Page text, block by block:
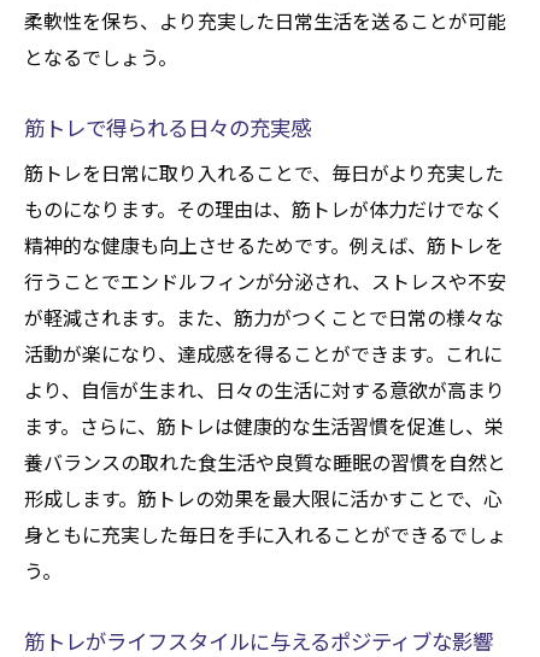
柔軟性を保ち、より充実した日常生活を送ることが可能
となるでしょう。
筋トレで得られる日々の充実感
筋トレを日常に取り入れることで、毎日がより充実した
ものになります。その理由は、筋トレが体力だけでなく
精神的な健康も向上させるためです。例えば、筋トレを
行うことでエンドルフィンが分泌され、ストレスや不安
が軽減されます。また、筋力がつくことで日常の様々な
活動が楽になり、達成感を得ることができます。これに
より、自信が生まれ、日々の生活に対する意欲が高まり
ます。さらに、筋トレは健康的な生活習慣を促進し、栄
養バランスの取れた食生活や良質な睡眠の習慣を自然と
形成します。筋トレの効果を最大限に活かすことで、心
身ともに充実した毎日を手に入れることができるでしょ
う。
筋トレがライフスタイルに与えるポジティブな影響